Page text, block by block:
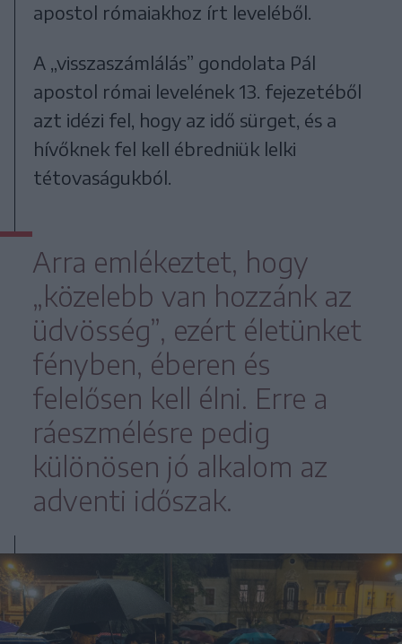
apostol rómaiakhoz írt leveléből.
A „visszaszámlálás” gondolata Pál
apostol római levelének 13. fejezetéből
azt idézi fel, hogy az idő sürget, és a
hívőknek fel kell ébredniük lelki
tétovaságukból.
Arra emlékeztet, hogy
„közelebb van hozzánk az
üdvösség”, ezért életünket
fényben, éberen és
felelősen kell élni. Erre a
ráeszmélésre pedig
különösen jó alkalom az
adventi időszak.